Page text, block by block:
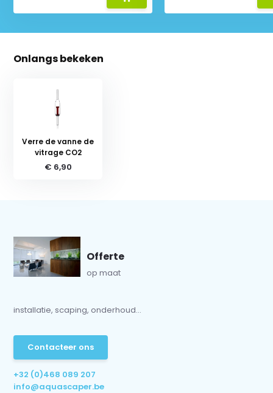
Onlangs bekeken
Verre de vanne de
vitrage CO2
€ 6,90
Offerte
op maat
installatie, scaping, onderhoud...
Contacteer ons
+32 (0)468 089 207
info@aquascaper.be